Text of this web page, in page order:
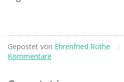
Gepostet von Ehrenfried Rothe /
Kommentare